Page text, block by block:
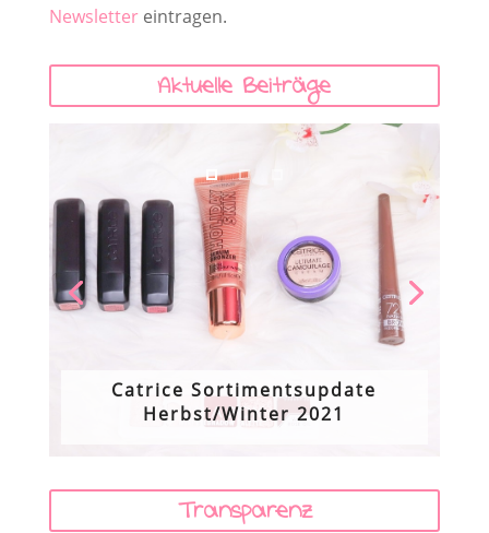
Newslettereintragen.
Aktuelle Beiträge
Catrice Sortimentsupdate
Herbst/Winter 2021
Transparenz